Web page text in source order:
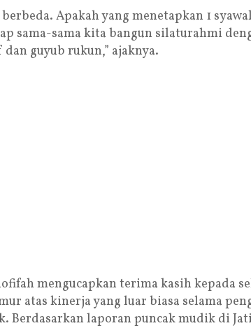
Apakah yang menetapkan 1
sama-sama kita bangun silaturahmi
guyub rukun,” ajaknya.
mengucapkan terima kasih kepada
atas kinerja yang luar biasa selama
Berdasarkan laporan puncak mudik di